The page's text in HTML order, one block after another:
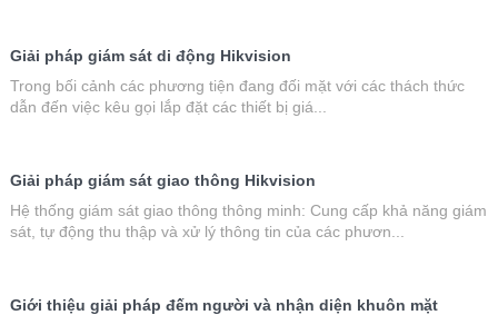
Giải pháp giám sát di động Hikvision
Trong bối cảnh các phương tiện đang đối mặt với các thách thức
dẫn đến việc kêu gọi lắp đặt các thiết bị giá...
Giải pháp giám sát giao thông Hikvision
Hệ thống giám sát giao thông thông minh: Cung cấp khả năng giám
sát, tự động thu thập và xử lý thông tin của các phươn...
Giới thiệu giải pháp đếm người và nhận diện khuôn mặt